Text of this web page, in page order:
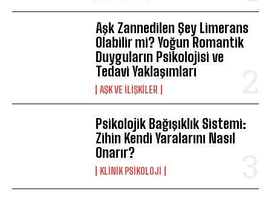
Aşk Zannedilen Şey Limerans
Olabilir mi? Yoğun Romantik
Duyguların Psikolojisi ve
Tedavi Yaklaşımları
AŞK VE İLIŞKILER
Psikolojik Bağışıklık Sistemi:
Zihin Kendi Yaralarını Nasıl
Onarır?
KLINIK PSIKOLOJI